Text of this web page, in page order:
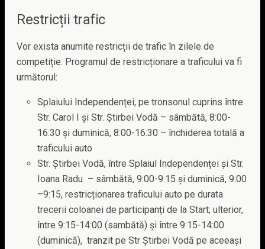
Restricții trafic
Vor exista anumite restricții de trafic în zilele de
competiție. Programul de restricționare a traficului va fi
următorul:
Splaiului Independenței, pe tronsonul cuprins între
Str. Carol I și Str. Știrbei Vodă – sâmbătă, 8:00-
16:30 și duminică, 8:00-16:30 – închiderea totală a
traficului auto
Str. Știrbei Vodă, între Splaiul Independenței și Str.
Ioana Radu – sâmbătă, 9:00-9:15 și duminică, 9:00
–9:15, restricționarea traficului auto pe durata
trecerii coloanei de participanți de la Start; ulterior,
între 9:15-14:00 (sambătă) și între 9:15-14:00
(duminică), tranzit pe Str Știrbei Vodă pe aceeași